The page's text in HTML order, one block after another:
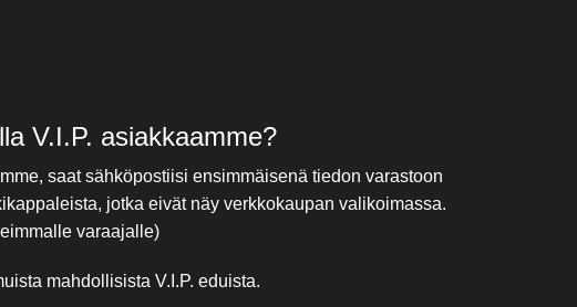
V.I.P. asiakkaamme?
saat sähköpostiisi ensimmäisenä tiedon varastoon
jotka eivät näy verkkokaupan valikoimassa.
varaajalle)
mahdollisista V.I.P. eduista.